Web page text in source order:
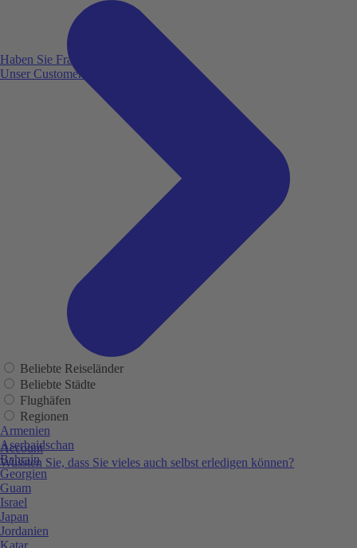
Haben Sie Fragen?
Unser Customer Service ist für Sie da!
Account
Wussten Sie, dass Sie vieles auch selbst erledigen können?
Beliebte Reiseländer
Beliebte Städte
Flughäfen
Regionen
Armenien
Aserbaidschan
Bahrain
Georgien
Guam
Israel
Japan
Jordanien
Katar